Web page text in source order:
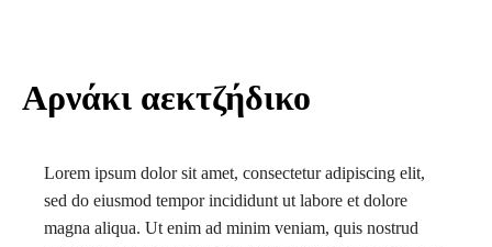
Αρνάκι αεκτζήδικο
Lorem ipsum dolor sit amet, consectetur adipiscing elit,
sed do eiusmod tempor incididunt ut labore et dolore
magna aliqua. Ut enim ad minim veniam, quis nostrud